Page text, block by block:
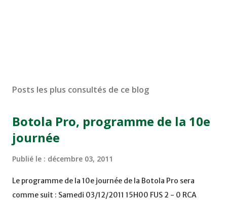
Posts les plus consultés de ce blog
Botola Pro, programme de la 10e
journée
Publié le : décembre 03, 2011
Le programme de la 10e journée de la Botola Pro sera
comme suit : Samedi 03/12/2011 15H00 FUS 2 - 0 RCA